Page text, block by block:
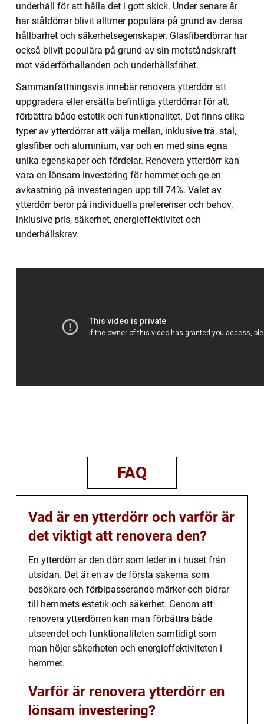
underhåll för att hålla det i gott skick. Under senare år
har ståldörrar blivit alltmer populära på grund av deras
hållbarhet och säkerhetsegenskaper. Glasfiberdörrar har
också blivit populära på grund av sin motståndskraft
mot väderförhållanden och underhållsfrihet.
Sammanfattningsvis innebär renovera ytterdörr att
uppgradera eller ersätta befintliga ytterdörrar för att
förbättra både estetik och funktionalitet. Det finns olika
typer av ytterdörrar att välja mellan, inklusive trä, stål,
glasfiber och aluminium, var och en med sina egna
unika egenskaper och fördelar. Renovera ytterdörr kan
vara en lönsam investering för hemmet och ge en
avkastning på investeringen upp till 74%. Valet av
ytterdörr beror på individuella preferenser och behov,
inklusive pris, säkerhet, energieffektivitet och
underhållskrav.
FAQ
Vad är en ytterdörr och varför är
det viktigt att renovera den?
En ytterdörr är den dörr som leder in i huset från
utsidan. Det är en av de första sakerna som
besökare och förbipasserande märker och bidrar
till hemmets estetik och säkerhet. Genom att
renovera ytterdörren kan man förbättra både
utseendet och funktionaliteten samtidigt som
man höjer säkerheten och energieffektiviteten i
hemmet.
Varför är renovera ytterdörr en
lönsam investering?